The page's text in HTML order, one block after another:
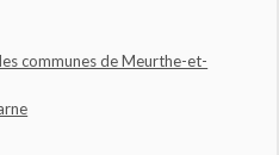
communes de Meurthe-et-